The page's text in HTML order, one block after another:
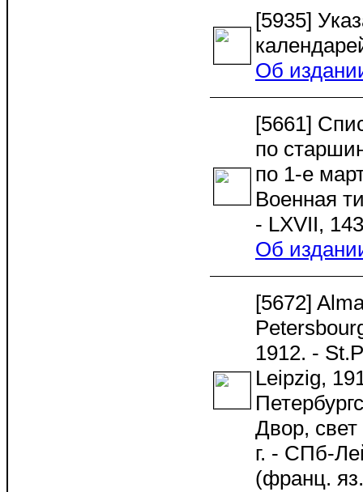
[5935]
Об
[5661]
по
по 1-е
Военная
- LXVII,
Об
[5672]
1912. -
Leipzig,
Двор,
г. - СПб-
(франц.